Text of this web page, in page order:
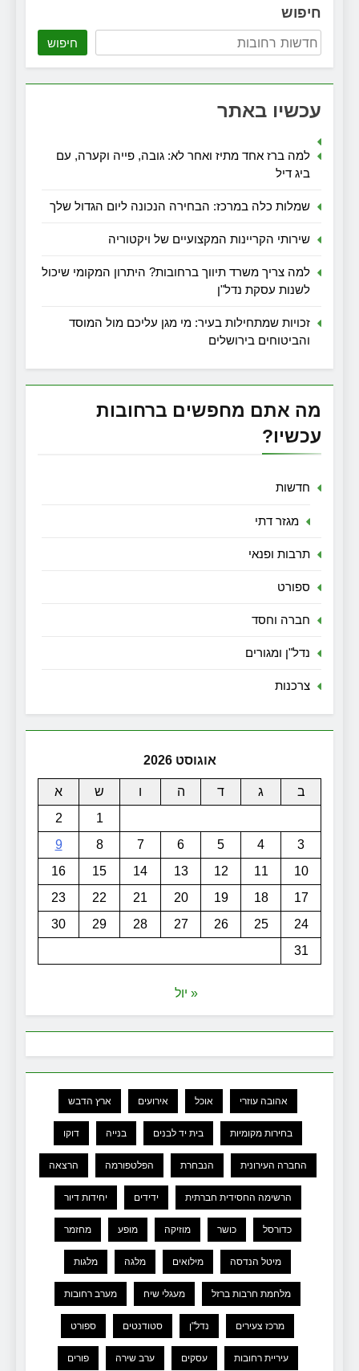
חיפוש
חיפוש
עכשיו באתר
למה ברז אחד מתיז ואחר לא: גובה, פייה וקערה, עם
ביג דיל
שמלות כלה במרכז: הבחירה הנכונה ליום הגדול שלך
שירותי הקריינות המקצועיים של ויקטוריה
למה צריך משרד תיווך ברחובות? היתרון המקומי שיכול
לשנות עסקת נדל"ן
זכויות שמתחילות בעיר: מי מגן עליכם מול המוסד
והביטוחים בירושלים
מה אתם מחפשים ברחובות
עכשיו?
חדשות
מגזר דתי
תרבות ופנאי
ספורט
חברה וחסד
נדל"ן ומגורים
צרכנות
אוגוסט 2026
ב ג ד ה ו ש
א
1
2
3
4
5
6
7
8
9
10
11
12
13
14
15
16
17
18
19
20
21
22
23
24
25
26
27
28
29
30
31
« יול
אהובה עוזרי אוכל אירועים ארץ הדבש
בחירות מקומיות בית יד לבנים בנייה דוקו
החברה העירונית הנבחרת הפלטפורמה הרצאה
הרשימה החסידית חברתית ידידים יחידות דיור
כדורסל כושר מוזיקה מופע מחזמר
מיטל הנדסה מילואים מלגה מלגות
מלחמת חרבות ברזל מעגלי שיח מערב רחובות
מרכז צעירים נדל"ן סטודנטים ספורט
עיריית רחובות עסקים ערב שירה פורים